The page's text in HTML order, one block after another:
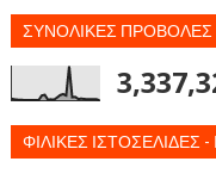
ΣΥΝΟΛΙΚΕΣ ΠΡΟΒΟΛΕΣ
ΦΙΛΙΚΕΣ ΙΣΤΟΣΕΛΙΔΕΣ